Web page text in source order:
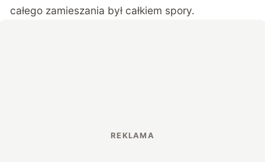
całego zamieszania był całkiem spory.